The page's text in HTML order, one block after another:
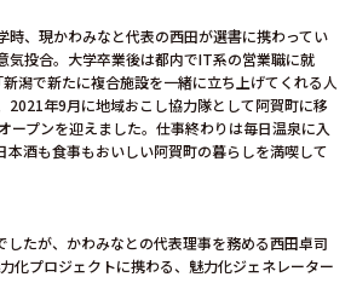
、現かわみなと代表の⻄⽥が選書に携わってい
気投合。大学卒業後は都内でIT系の営業職に就
潟で新たに複合施設を一緒に立ち上げてくれる人
2021年9⽉に地域おこし協⼒隊として阿賀町に移
プンを迎えました。仕事終わりは毎⽇温泉に⼊
酒も⾷事もおいしい阿賀町の暮らしを満喫して
たが、かわみなとの代表理事を務める西田卓司
化プロジェクトに携わる、魅力化ジェネレーター